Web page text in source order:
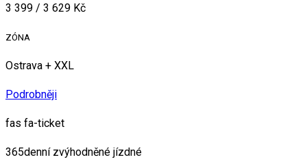
3 399 / 3 629 Kč
ZÓNA
Ostrava + XXL
Podrobněji
fas fa-ticket
365denní zvýhodněné jízdné